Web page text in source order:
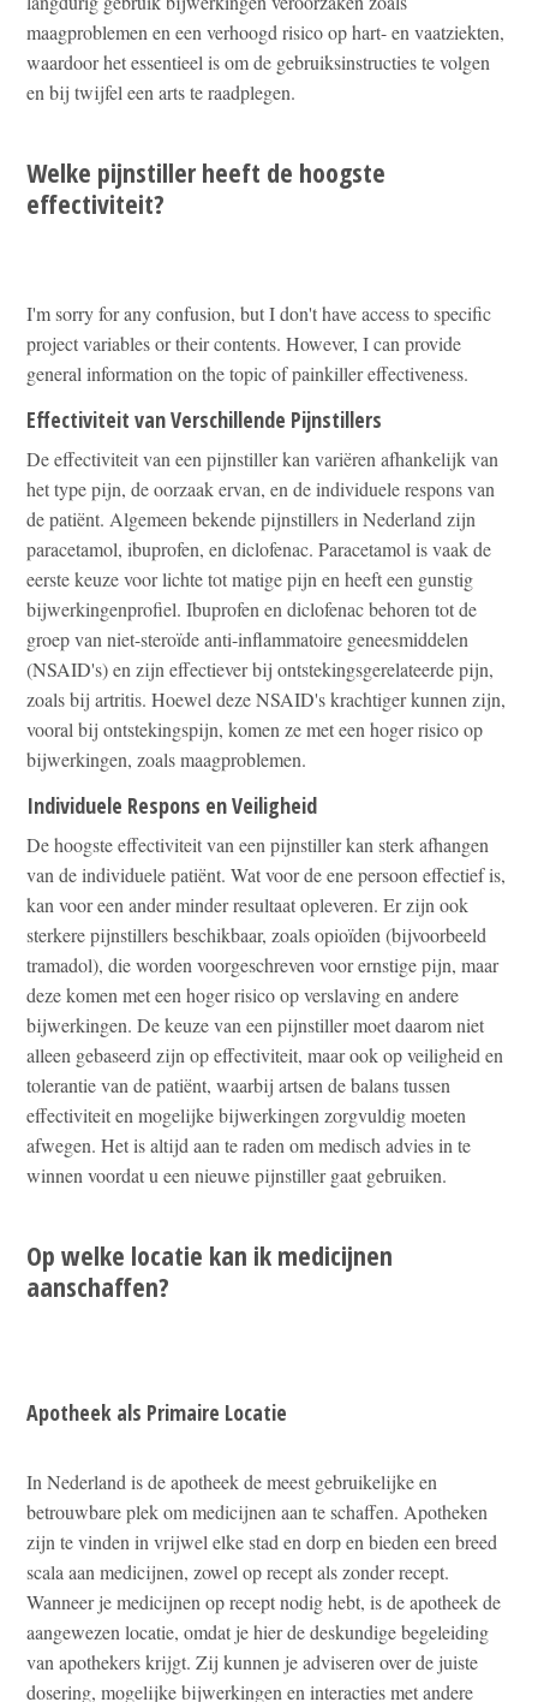
maagproblemen en een verhoogd risico op hart- en vaatziekten,
waardoor het essentieel is om de gebruiksinstructies te volgen
en bij twijfel een arts te raadplegen.
Welke pijnstiller heeft de hoogste
effectiviteit?
I'm sorry for any confusion, but I don't have access to specific
project variables or their contents. However, I can provide
general information on the topic of painkiller effectiveness.
Effectiviteit van Verschillende Pijnstillers
De effectiviteit van een pijnstiller kan variëren afhankelijk van
het type pijn, de oorzaak ervan, en de individuele respons van
de patiënt. Algemeen bekende pijnstillers in Nederland zijn
paracetamol, ibuprofen, en diclofenac. Paracetamol is vaak de
eerste keuze voor lichte tot matige pijn en heeft een gunstig
bijwerkingenprofiel. Ibuprofen en diclofenac behoren tot de
groep van niet-steroïde anti-inflammatoire geneesmiddelen
(NSAID's) en zijn effectiever bij ontstekingsgerelateerde pijn,
zoals bij artritis. Hoewel deze NSAID's krachtiger kunnen zijn,
vooral bij ontstekingspijn, komen ze met een hoger risico op
bijwerkingen, zoals maagproblemen.
Individuele Respons en Veiligheid
De hoogste effectiviteit van een pijnstiller kan sterk afhangen
van de individuele patiënt. Wat voor de ene persoon effectief is,
kan voor een ander minder resultaat opleveren. Er zijn ook
sterkere pijnstillers beschikbaar, zoals opioïden (bijvoorbeeld
tramadol), die worden voorgeschreven voor ernstige pijn, maar
deze komen met een hoger risico op verslaving en andere
bijwerkingen. De keuze van een pijnstiller moet daarom niet
alleen gebaseerd zijn op effectiviteit, maar ook op veiligheid en
tolerantie van de patiënt, waarbij artsen de balans tussen
effectiviteit en mogelijke bijwerkingen zorgvuldig moeten
afwegen. Het is altijd aan te raden om medisch advies in te
winnen voordat u een nieuwe pijnstiller gaat gebruiken.
Op welke locatie kan ik medicijnen
aanschaffen?
Apotheek als Primaire Locatie
In Nederland is de apotheek de meest gebruikelijke en
betrouwbare plek om medicijnen aan te schaffen. Apotheken
zijn te vinden in vrijwel elke stad en dorp en bieden een breed
scala aan medicijnen, zowel op recept als zonder recept.
Wanneer je medicijnen op recept nodig hebt, is de apotheek de
aangewezen locatie, omdat je hier de deskundige begeleiding
van apothekers krijgt. Zij kunnen je adviseren over de juiste
dosering, mogelijke bijwerkingen en interacties met andere